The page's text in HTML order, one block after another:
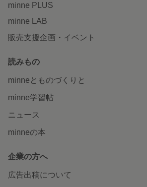
minne PLUS
minne LAB
販売支援企画・イベント
読みもの
minneとものづくりと
minne学習帖
ニュース
minneの本
企業の方へ
広告出稿について